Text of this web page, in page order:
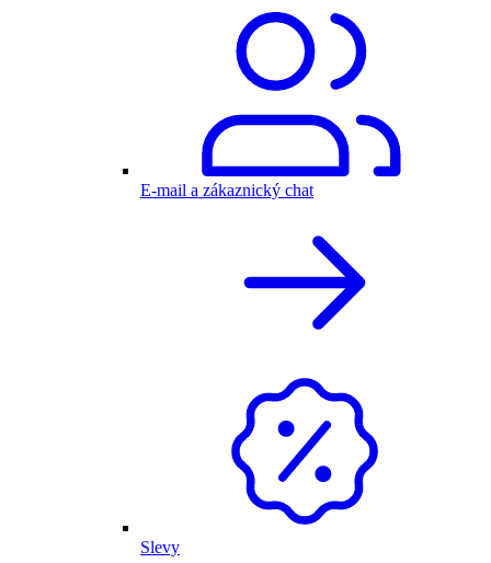
E-mail a zákaznický chat
Slevy